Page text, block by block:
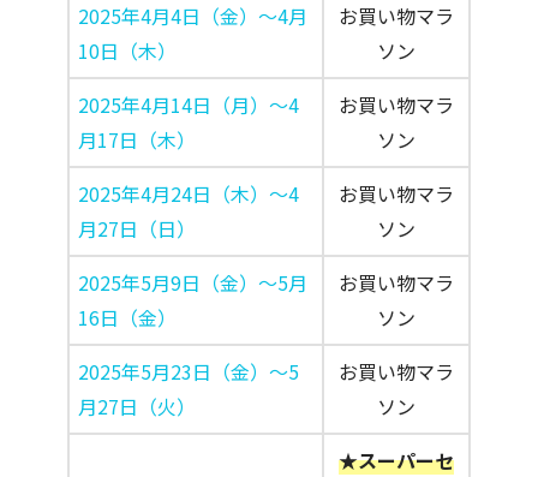
2025年4月4日（金）～4月
10日（木）
お買い物マラ
ソン
2025年4月14日（月）～4
月17日（木）
お買い物マラ
ソン
2025年4月24日（木）～4
月27日（日）
お買い物マラ
ソン
2025年5月9日（金）～5月
16日（金）
お買い物マラ
ソン
2025年5月23日（金）～5
月27日（火）
お買い物マラ
ソン
★スーパーセ